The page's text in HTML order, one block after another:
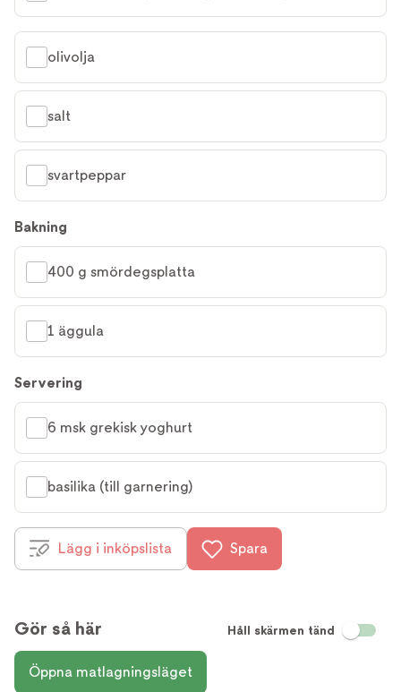
olivolja
salt
svartpeppar
Bakning
400 g smördegsplatta
1 äggula
Servering
6 msk grekisk yoghurt
basilika (till garnering)
Lägg i inköpslista Spara
Gör så här Håll skärmen tänd
Öppna matlagningsläget